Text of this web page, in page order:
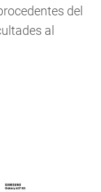
del
al